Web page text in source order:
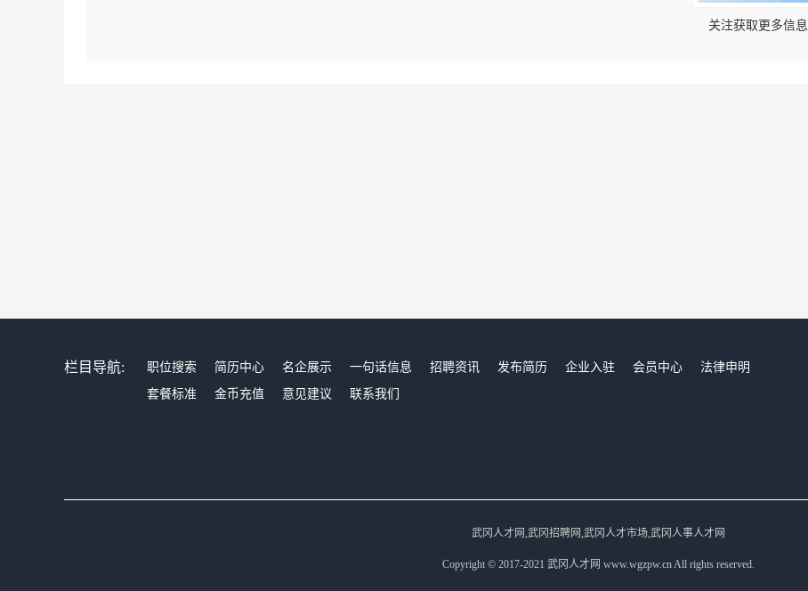
关注获取更多信息
栏目导航: 职位搜索 简历中心 名企展示 一句话信息 招聘资讯 发布简历 企业入驻 会员中心
法律申明
套餐标准
金币充值 意见建议 联系我们
武冈人才网,武冈招聘网,武冈人才市场,武冈人事人才网
Copyright © 2017-2021 武冈人才网 www.wgzpw.cn All rights reserved.